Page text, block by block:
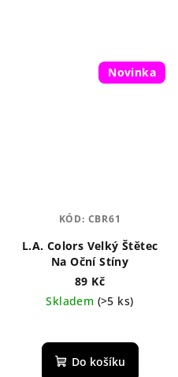
Novinka
L.A. Colors Velký Štětec
Na Oční Stíny
89 Kč
Skladem (>5 ks)
hodnocení
produktu
Do košíku
KÓD: CBR61